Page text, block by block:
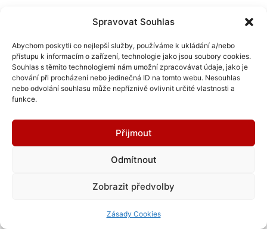
Spravovat Souhlas
Abychom poskytli co nejlepší služby, používáme k ukládání a/nebo
přístupu k informacím o zařízení, technologie jako jsou soubory cookies.
Souhlas s těmito technologiemi nám umožní zpracovávat údaje, jako je
chování při procházení nebo jedinečná ID na tomto webu. Nesouhlas
nebo odvolání souhlasu může nepříznivě ovlivnit určité vlastnosti a
funkce.
Přijmout
Odmítnout
Zobrazit předvolby
Zásady Cookies